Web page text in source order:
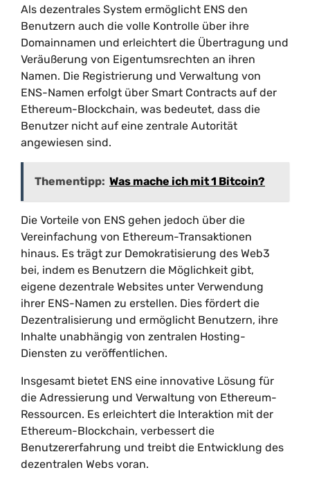
Als dezentrales System ermöglicht ENS den
Benutzern auch die volle Kontrolle über ihre
Domainnamen und erleichtert die Übertragung und
Veräußerung von Eigentumsrechten an ihren
Namen. Die Registrierung und Verwaltung von
ENS-Namen erfolgt über Smart Contracts auf der
Ethereum-Blockchain, was bedeutet, dass die
Benutzer nicht auf eine zentrale Autorität
angewiesen sind.
Thementipp: Was mache ich mit 1 Bitcoin?
Die Vorteile von ENS gehen jedoch über die
Vereinfachung von Ethereum-Transaktionen
hinaus. Es trägt zur Demokratisierung des Web3
bei, indem es Benutzern die Möglichkeit gibt,
eigene dezentrale Websites unter Verwendung
ihrer ENS-Namen zu erstellen. Dies fördert die
Dezentralisierung und ermöglicht Benutzern, ihre
Inhalte unabhängig von zentralen Hosting-
Diensten zu veröffentlichen.
Insgesamt bietet ENS eine innovative Lösung für
die Adressierung und Verwaltung von Ethereum-
Ressourcen. Es erleichtert die Interaktion mit der
Ethereum-Blockchain, verbessert die
Benutzererfahrung und treibt die Entwicklung des
dezentralen Webs voran.